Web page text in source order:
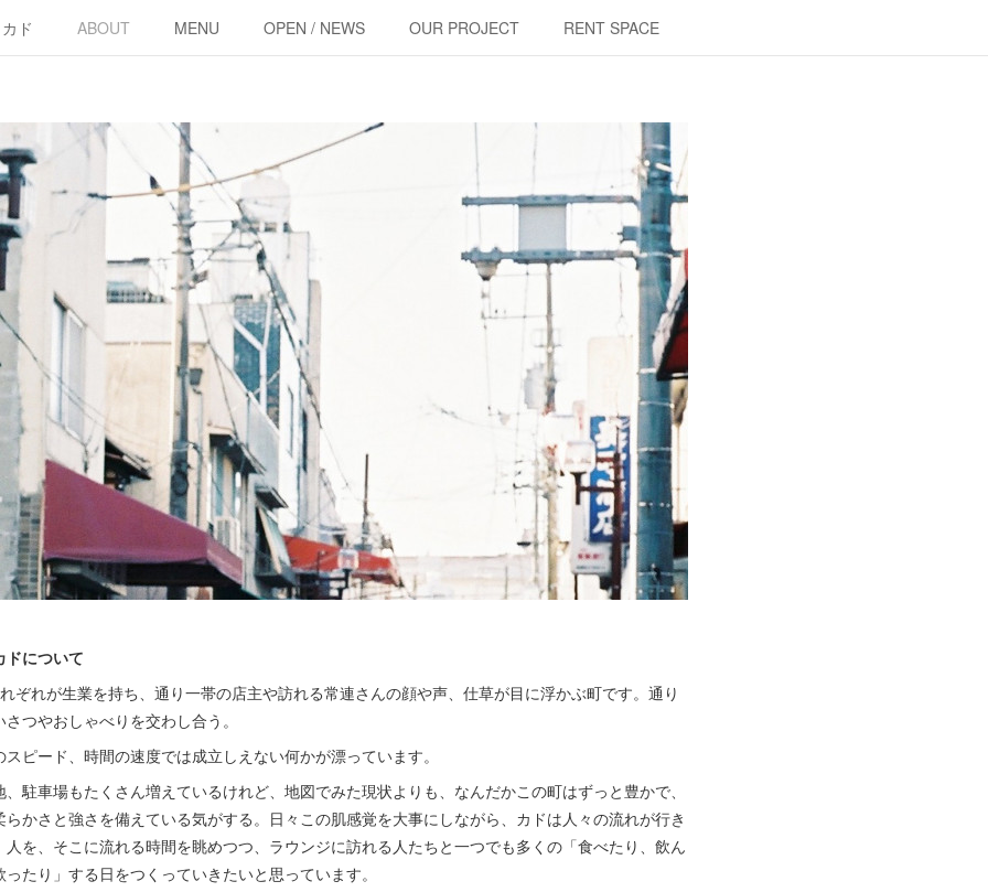
ド ABOUT MENU OPEN / NEWS OUR PROJECT RENT SPACE
ドについて
ぞれが生業を持ち、通り一帯の店主や訪れる常連さんの顔や声、仕草が目に浮かぶ町です。通り
つやおしゃべりを交わし合う。
ピード、時間の速度では成立しえない何かが漂っています。
駐車場もたくさん増えているけれど、地図でみた現状よりも、なんだかこの町はずっと豊かで、
かさと強さを備えている気がする。日々この肌感覚を大事にしながら、カドは人々の流れが行き
を、そこに流れる時間を眺めつつ、ラウンジに訪れる人たちと一つでも多くの「食べたり、飲ん
たり」する日をつくっていきたいと思っています。